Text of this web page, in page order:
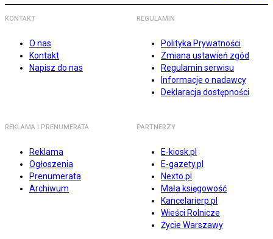
KONTAKT
O nas
Kontakt
Napisz do nas
REGULAMIN
Polityka Prywatności
Zmiana ustawień zgód
Regulamin serwisu
Informacje o nadawcy
Deklaracja dostępności
REKLAMA I PRENUMERATA
Reklama
Ogłoszenia
Prenumerata
Archiwum
PARTNERZY
E-kiosk.pl
E-gazety.pl
Nexto.pl
Mała księgowość
Kancelarierp.pl
Wieści Rolnicze
Życie Warszawy